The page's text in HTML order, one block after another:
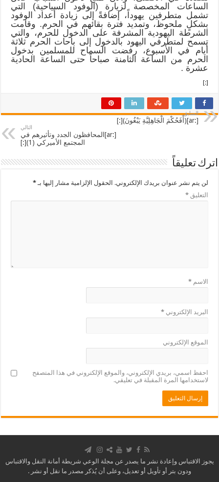
الساعات المخصصة لزيارة (الوفود السياحية) التي
تشمل متطرفين يهوداً، إضافةً إلى زيادة أعداد الوفود
بشكلٍ ملحوظ، وتمديد فترة بقائهم في الحرم. وقامت
الشرطة اليهودية المشرفة على الدخول للحرم، والتي
تسمح لمتطرفي اليهود بالدخول إلى باحات الحرم ثلاثة
أيام في الأسبوع، رفضت السماح للمسلمين بدخول
الحرم من الساعة الثامنة صباحاً حتى الساعة الحادية
عشرة .
[:]
السابق
[:ar](أَفَحُكْمَ الْجَاهِلِيَّةِ يَبْغُونَ)[:]
التالي
[:ar]المحافظون الجدد وتأثيرهم في
المجتمع الأميركي (1)[:]
اترك تعليقاً
لن يتم نشر عنوان بريدك الإلكتروني. الحقول الإلزامية مشار إليها بـ*
التعليق*
الاسم*
البريد الإلكتروني*
الموقع الإلكتروني
احفظ اسمي، بريدي الإلكتروني، والموقع الإلكتروني في هذا المتصفح
لاستخدامها المرة المقبلة في تعليقي.
يجوز الاقتباس وإعادة نشر ما يصدر عن مجلة الوعي شريطة أمانة النقل والاقتباس
ودون بتر أو تأويل أو تعديل، وعلى أن يُذكر مصدر ما نقل أو نشر .